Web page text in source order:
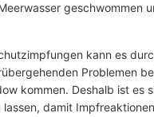
geschwommen
kann es
Problemen
kommen. Deshalb ist es
damit